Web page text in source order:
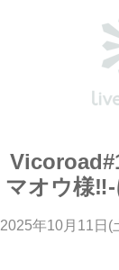
マオウ様‼-
2025年10月11日(